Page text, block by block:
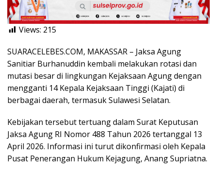
Views: 215
SUARACELEBES.COM, MAKASSAR – Jaksa Agung
Sanitiar Burhanuddin kembali melakukan rotasi dan
mutasi besar di lingkungan Kejaksaan Agung dengan
mengganti 14 Kepala Kejaksaan Tinggi (Kajati) di
berbagai daerah, termasuk Sulawesi Selatan.
Kebijakan tersebut tertuang dalam Surat Keputusan
Jaksa Agung RI Nomor 488 Tahun 2026 tertanggal 13
April 2026. Informasi ini turut dikonfirmasi oleh Kepala
Pusat Penerangan Hukum Kejagung, Anang Supriatna.